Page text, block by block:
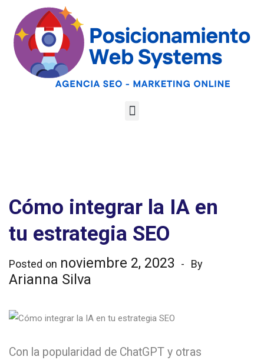
Cómo integrar la IA en
tu estrategia SEO
Posted on noviembre 2, 2023 By
Arianna Silva
Con la popularidad de ChatGPT y otras
Optimiza tu web
para las AI
Google
Overviews y los
LLMs
Analiza tu web gratis